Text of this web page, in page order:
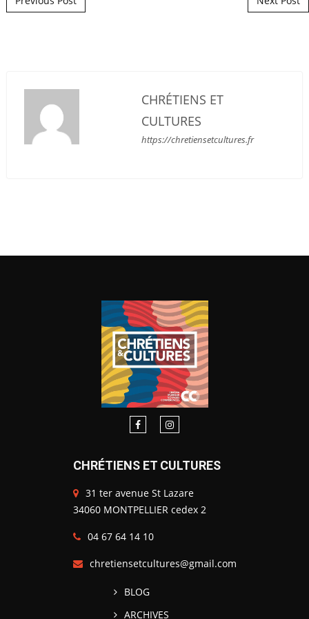
CHRÉTIENS ET
CULTURES
https://chretiensetcultures.fr
CHRÉTIENS ET CULTURES
31 ter avenue St Lazare
34060 MONTPELLIER cedex 2
04 67 64 14 10
chretiensetcultures@gmail.com
BLOG
ARCHIVES